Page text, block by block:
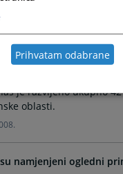
instituti koji su
je oglednih primjera
je razvijeno ukupno
oblasti.
namjenjeni ogledni
Prihvatam odabrane